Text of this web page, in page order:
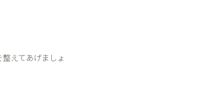
えてあげましょ